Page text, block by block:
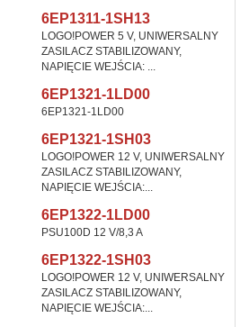
6EP1311-1SH13
LOGO!POWER 5 V, UNIWERSALNY
ZASILACZ STABILIZOWANY,
NAPIĘCIE WEJŚCIA: ...
6EP1321-1LD00
6EP1321-1LD00
6EP1321-1SH03
LOGO!POWER 12 V, UNIWERSALNY
ZASILACZ STABILIZOWANY,
NAPIĘCIE WEJŚCIA:...
6EP1322-1LD00
PSU100D 12 V/8,3 A
6EP1322-1SH03
LOGO!POWER 12 V, UNIWERSALNY
ZASILACZ STABILIZOWANY,
NAPIĘCIE WEJŚCIA:...